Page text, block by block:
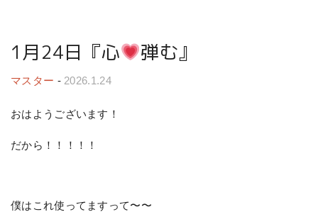
1月24日『心 弾む』
マスター - 2026.1.24
おはようございます！
だから！！！！！
僕はこれ使ってますって〜〜